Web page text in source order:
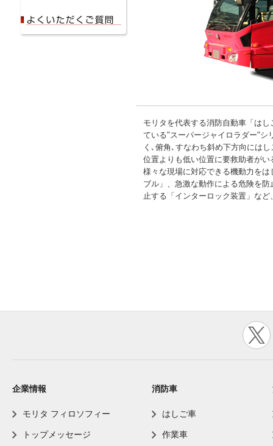
モリタを代表する消防自動車「は
ている"スーパージャイロラダー"シ
く､俯角､すなわち斜め下方向には
位置よりも低い位置に要救助者が
様々な現場に対応できる機動力を
ブル」、急激な動作による危険を
止する「インターロック装置」な
企業情報
モリタ フィロソフィー
トップメッセージ
消防車
はしご車
作業車